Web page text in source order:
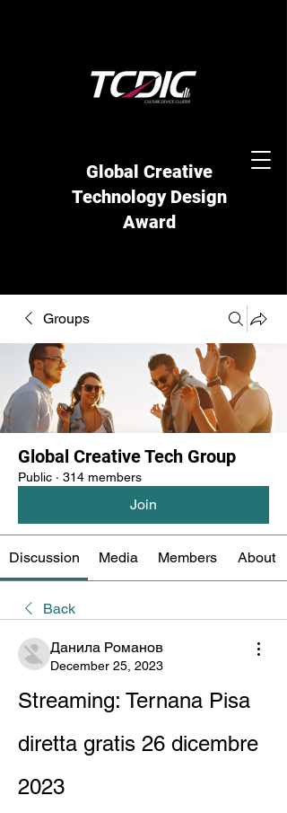
Global Creative
Technology Design
Award
Groups
Global Creative Tech Group
Public · 314 members
Join
Discussion Media Members About
Back
Данила Романов
December 25, 2023
Streaming: Ternana Pisa
diretta gratis 26 dicembre
2023